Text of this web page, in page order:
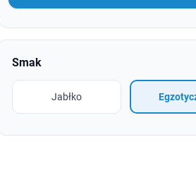
Smak
Jabłko